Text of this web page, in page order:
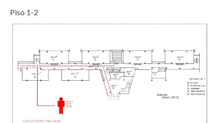
Piso 1-2